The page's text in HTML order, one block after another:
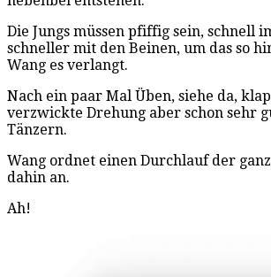
Die Jungs müssen pfiffig sein, schnell
schneller mit den Beinen, um das so
Wang es verlangt.
Nach ein paar Mal Üben, siehe da,
verzwickte Drehung aber schon sehr
Tänzern.
Wang ordnet einen Durchlauf der
dahin an.
Ah!